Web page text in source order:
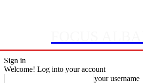
Sign in
Welcome! Log into your account
your username